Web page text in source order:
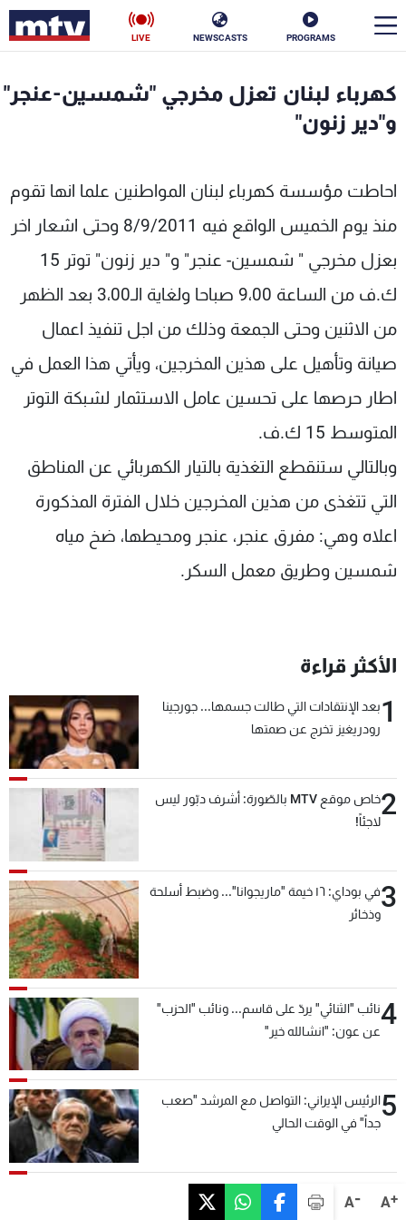
PROGRAMS
NEWSCASTS
LIVE
A+
A-
كهرباء لبنان تعزل مخرجي "شمسين-عنجر"
و"دير زنون"
احاطت مؤسسة كهرباء لبنان المواطنين علما انها تقوم
منذ يوم الخميس الواقع فيه 8/9/2011 وحتى اشعار اخر
بعزل مخرجي " شمسين- عنجر" و" دير زنون" توتر 15
ك.ف من الساعة 9،00 صباحا ولغاية الـ3،00 بعد الظهر
من الاثنين وحتى الجمعة وذلك من اجل تنفيذ اعمال
صيانة وتأهيل على هذين المخرجين، ويأتي هذا العمل في
اطار حرصها على تحسين عامل الاستثمار لشبكة التوتر
المتوسط 15 ك.ف.
وبالتالي ستنقطع التغذية بالتيار الكهربائي عن المناطق
التي تتغذى من هذين المخرجين خلال الفترة المذكورة
اعلاه وهي: مفرق عنجر، عنجر ومحيطها، ضخ مياه
شمسين وطريق معمل السكر.
الأكثر قراءة
1بعد الإنتقادات التي طالت جسمها... جورجينا
رودريغيز تخرج عن صمتها
2
خاص موقع MTV بالصّورة: أشرف دبّور ليس
لاجئاً!
3
في بوداي: ١٦ خيمة "ماريجوانا"... وضبط أسلحة
وذخائر
4نائب "الثنائي" يردّ على قاسم... ونائب "الحزب"
عن عون: "انشالله خير"
5الرئيس الإيراني: التواصل مع المرشد "صعب
جداً" في الوقت الحالي
الأخبار
منوعات رياضة
كأس العالم
البرامج
جدول البرامج
شاهد البرامج
عن MTV
الإنـتـاج
لاعلاناتكم
وظائف
تواصل معنا
شروط الإسـتخدام
سياسة الخصوصية